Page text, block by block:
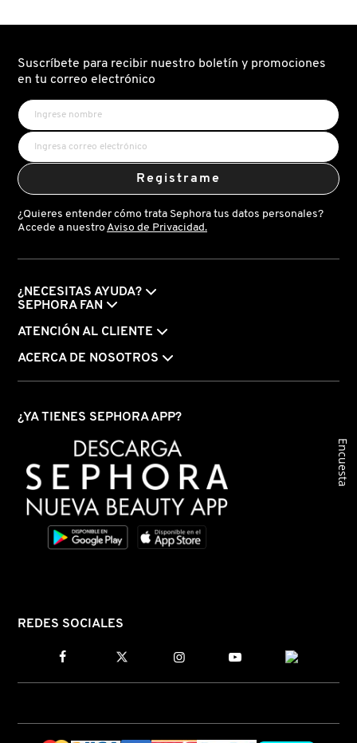
PATRICK TA
PETER THOMAS ROTH
PHLUR
RABANNE
RARE BEAUTY
SARELLY
SEPHORA COLLECTION
Suscríbete para recibir nuestro boletín y promociones
en tu correo electrónico
Registrame
¿Quieres entender cómo trata Sephora tus datos personales?
Accede a nuestro Aviso de Privacidad.
¿NECESITAS AYUDA?
SEPHORA FAN
ATENCIÓN AL CLIENTE
ACERCA DE NOSOTROS
¿YA TIENES SEPHORA APP?
REDES SOCIALES
Encuesta